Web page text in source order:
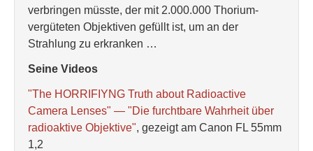
verbringen müsste, der mit 2.000.000 Thorium-
vergüteten Objektiven gefüllt ist, um an der
Strahlung zu erkranken …
Seine Videos
"The HORRIFIYNG Truth about Radioactive
Camera Lenses" — "Die furchtbare Wahrheit über
radioaktive Objektive", gezeigt am Canon FL 55mm
1,2